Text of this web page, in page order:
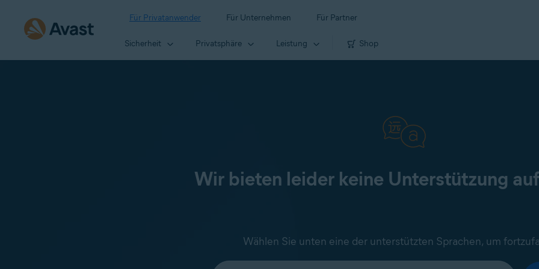
Für Privatanwender Für Unternehmen Für Partner
Sicherheit Privatsphäre Leistung Shop
Wir bieten leider keine Unterstützung
Wählen Sie unten eine der unterstützten Sprachen, um